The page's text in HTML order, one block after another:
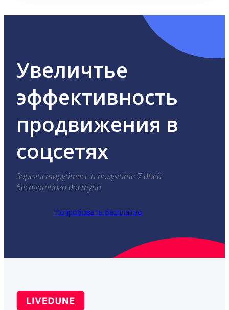
Увеличтье
эффективность
продвижения в
соцсетях
Зарегистируйтесь и получите 7 дней
бесплатного доступа.
Попробовать бесплатно